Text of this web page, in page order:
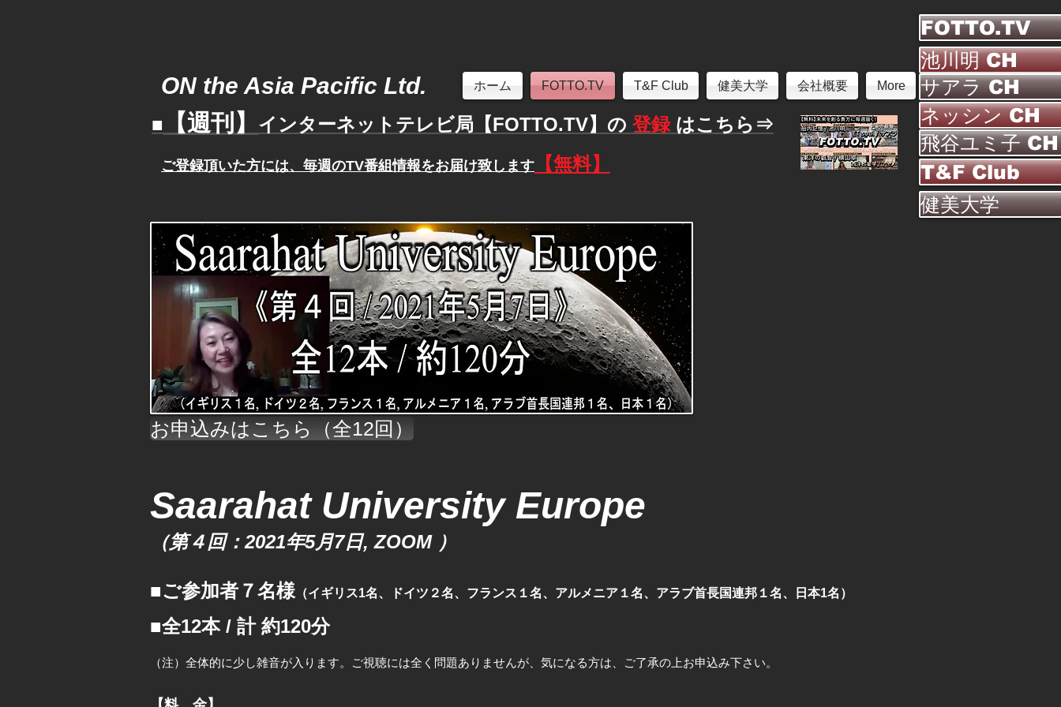
FOTTO.TV
池川明 CH
ON the Asia Pacific Ltd. ホーム FOTTO.TV T&F Club 健美大学 会社概要 More
■ 【週刊】 インターネットテレビ局【FOTTO.TV】の 登録 はこちら⇒
ご登録頂いた方には、 毎週のTV番組情報をお届け致します 【無料】
サアラ CH
ネッシン CH
飛谷ユミ子 CH
T&F Club
健美大学
お申込みはこちら（全12回）
Saarahat University Europe
（第４回：2021年5月7日, ZOOM ）
■ご参加者７名様 （イギリス1名、ドイツ２名、フランス１名、アルメニア１名、アラブ首長国連邦１名、日本1名）
■全12本 / 計 約120分
（注）全体的に少し雑音が入ります。ご視聴には全く問題ありませんが、気になる方は、ご了承の上お申込み下さい。